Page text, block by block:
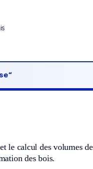
le calcul des volumes
des bois.